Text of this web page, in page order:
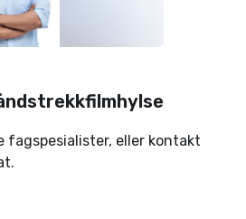
fagspesialister, eller kontakt